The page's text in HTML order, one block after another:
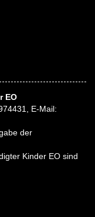
EO
E-Mail:
der
Kinder EO sind